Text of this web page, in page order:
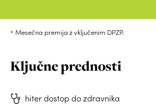
Mesečna premija z vključenim DPZP.
Ključne prednosti
hiter dostop do zdravnika